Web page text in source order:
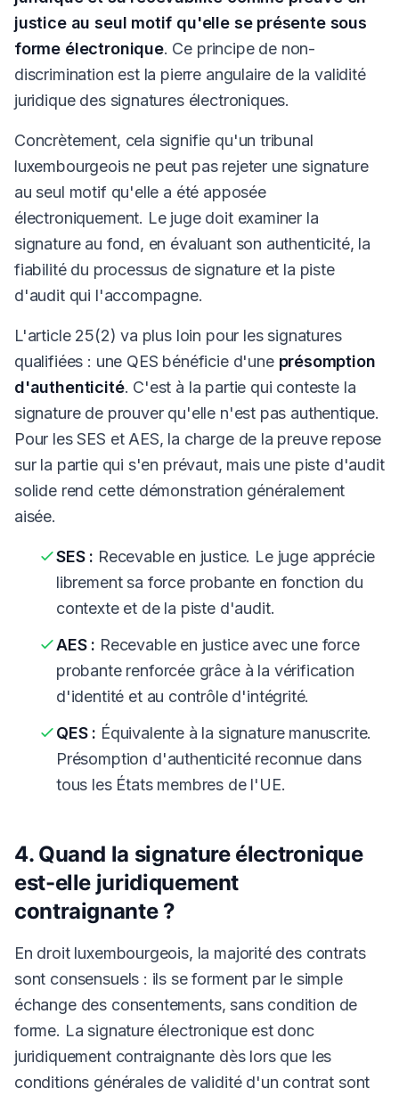
justice au seul motif qu'elle se présente sous
forme électronique. Ce principe de non-
discrimination est la pierre angulaire de la validité
juridique des signatures électroniques.
Concrètement, cela signifie qu'un tribunal
luxembourgeois ne peut pas rejeter une signature
au seul motif qu'elle a été apposée
électroniquement. Le juge doit examiner la
signature au fond, en évaluant son authenticité, la
fiabilité du processus de signature et la piste
d'audit qui l'accompagne.
L'article 25(2) va plus loin pour les signatures
qualifiées : une QES bénéficie d'une présomption
d'authenticité. C'est à la partie qui conteste la
signature de prouver qu'elle n'est pas authentique.
Pour les SES et AES, la charge de la preuve repose
sur la partie qui s'en prévaut, mais une piste d'audit
solide rend cette démonstration généralement
aisée.
SES : Recevable en justice. Le juge apprécie
librement sa force probante en fonction du
contexte et de la piste d'audit.
AES : Recevable en justice avec une force
probante renforcée grâce à la vérification
d'identité et au contrôle d'intégrité.
QES : Équivalente à la signature manuscrite.
Présomption d'authenticité reconnue dans
tous les États membres de l'UE.
4. Quand la signature électronique
est-elle juridiquement
contraignante ?
En droit luxembourgeois, la majorité des contrats
sont consensuels : ils se forment par le simple
échange des consentements, sans condition de
forme. La signature électronique est donc
juridiquement contraignante dès lors que les
conditions générales de validité d'un contrat sont